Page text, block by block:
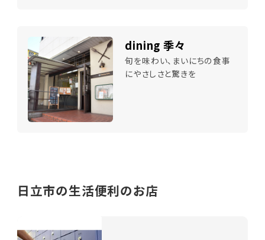
dining 季々
旬を味わい、まいにちの食事
にやさしさと驚きを
日立市の生活便利のお店